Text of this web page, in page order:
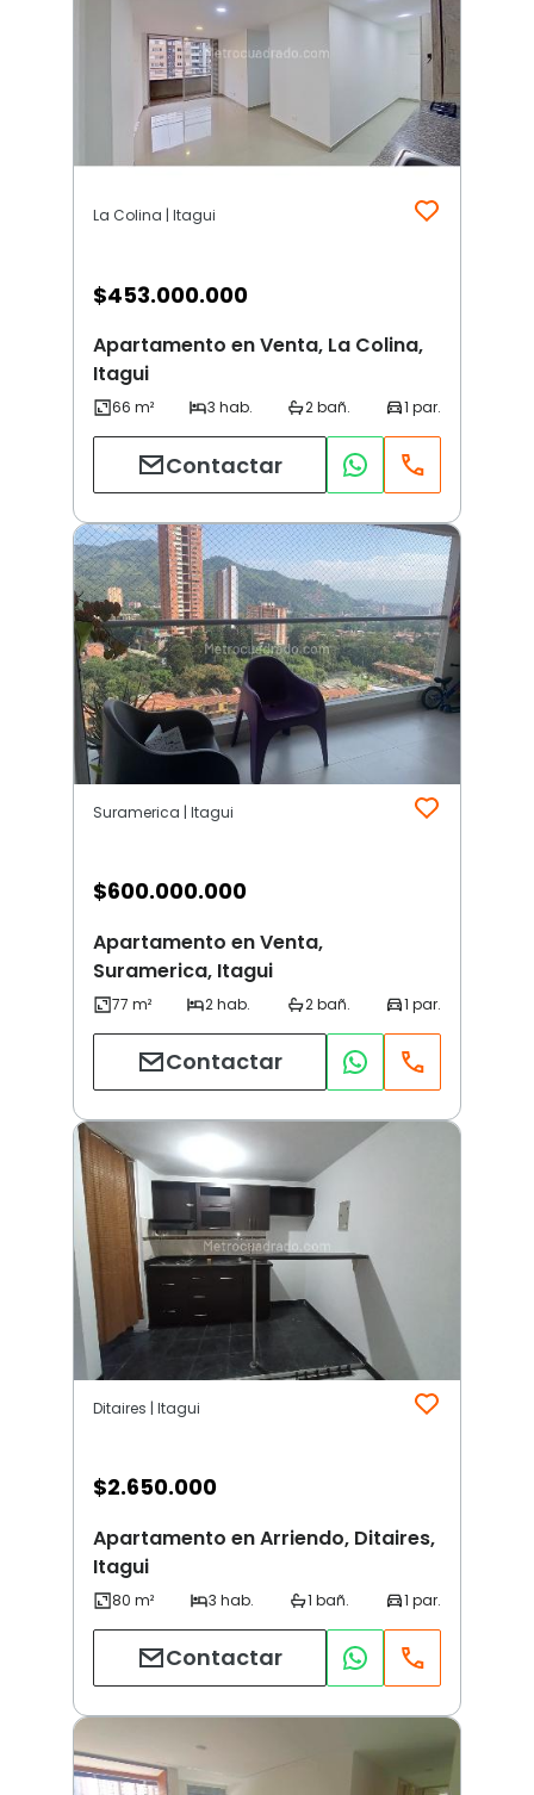
La Colina | Itagui
$453.000.000
Apartamento en Venta, La Colina,
Itagui
Contactar
Suramerica | Itagui
$600.000.000
Apartamento en Venta,
Suramerica, Itagui
Contactar
Ditaires | Itagui
$2.650.000
Apartamento en Arriendo, Ditaires,
Itagui
Contactar